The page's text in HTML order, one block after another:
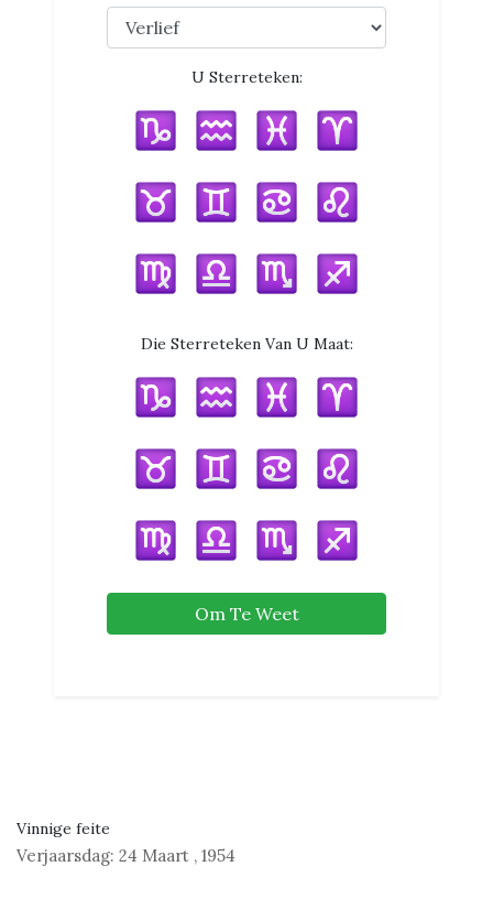
U Sterreteken:
Die Sterreteken Van U Maat:
Om Te Weet
Vinnige feite
Verjaarsdag: 24 Maart , 1954